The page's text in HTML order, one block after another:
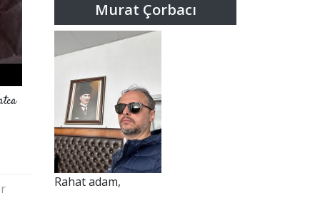
Murat Çorbacı
Rahat adam,